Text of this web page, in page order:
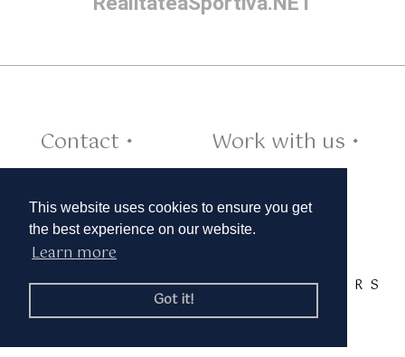
This website uses cookies to ensure you get
the best experience on our website.
Learn more
Got it!
Contact •
Work with us •
Cookies •
TAGS:A B C D E F G H I J K L M N O R S